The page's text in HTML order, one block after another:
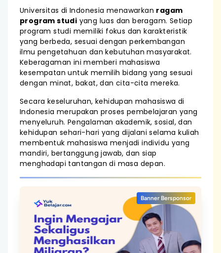
Universitas di Indonesia menawarkan ragam
program studi yang luas dan beragam. Setiap
program studi memiliki fokus dan karakteristik
yang berbeda, sesuai dengan perkembangan
ilmu pengetahuan dan kebutuhan masyarakat.
Keberagaman ini memberi mahasiswa
kesempatan untuk memilih bidang yang sesuai
dengan minat, bakat, dan cita-cita mereka.
Secara keseluruhan, kehidupan mahasiswa di
Indonesia merupakan proses pembelajaran yang
menyeluruh. Pengalaman akademik, sosial, dan
kehidupan sehari-hari yang dijalani selama kuliah
membentuk mahasiswa menjadi individu yang
mandiri, bertanggung jawab, dan siap
menghadapi tantangan di masa depan.
Banner Bersponsor